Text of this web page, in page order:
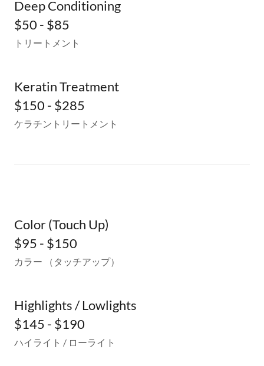
Deep Conditioning
$50 - $85
トリートメント
Keratin Treatment
$150 - $285
ケラチントリートメント
Color (Touch Up)
$95 - $150
カラー （タッチアップ）
Highlights / Lowlights
$145 - $190
ハイライト / ローライト